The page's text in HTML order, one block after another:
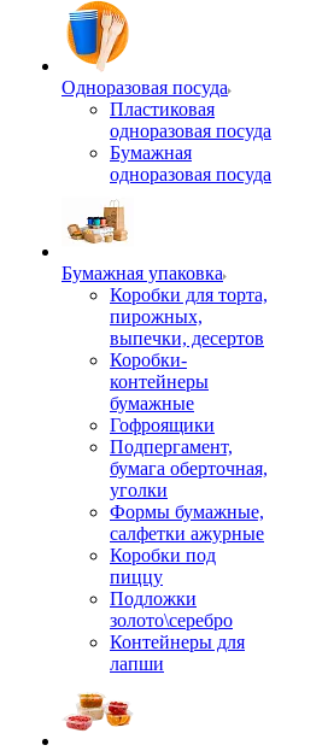
Одноразовая посуда
Пластиковая
одноразовая посуда
Бумажная
одноразовая посуда
Бумажная упаковка
Коробки для торта,
пирожных,
выпечки, десертов
Коробки-
контейнеры
бумажные
Гофроящики
Подпергамент,
бумага оберточная,
уголки
Формы бумажные,
салфетки ажурные
Коробки под
пиццу
Подложки
золото\серебро
Контейнеры для
лапши